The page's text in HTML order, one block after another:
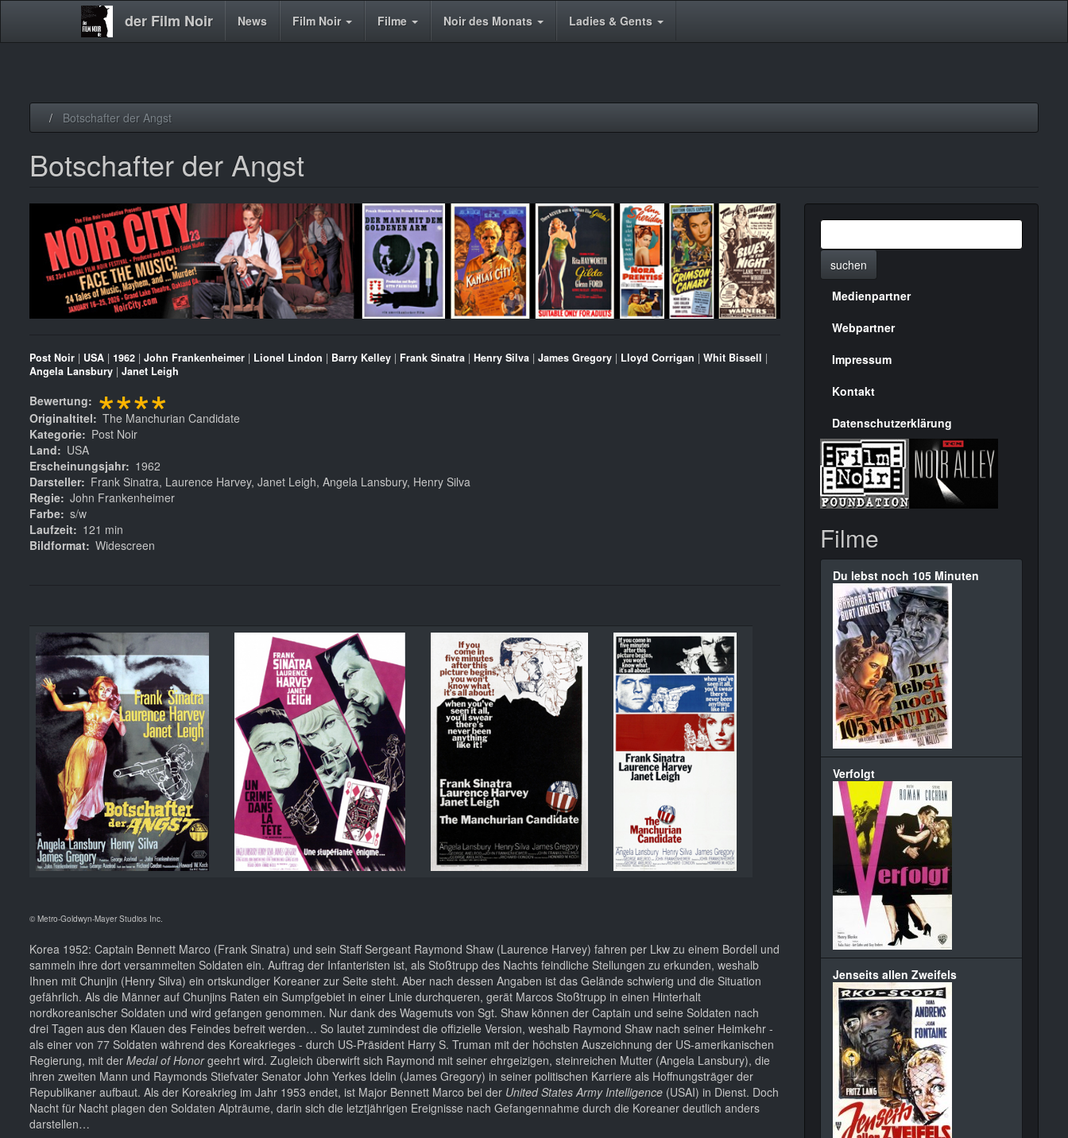
der Film Noir
Main News Film Noir Filme Noir des Monats Ladies & Gents
Botschafter der Angst
Botschafter der Angst
Post Noir | USA | 1962 | John Frankenheimer | Lionel Lindon | Barry Kelley | Frank Sinatra | Henry Silva | James Gregory | Lloyd Corrigan | Whit Bissell |
Angela Lansbury | Janet Leigh
Bewertung ****
Originaltitel
The Manchurian Candidate
Kategorie
Post Noir
Land
USA
Erscheinungsjahr
1962
Darsteller
Frank Sinatra, Laurence Harvey, Janet Leigh, Angela Lansbury, Henry Silva
Regie John Frankenheimer
Farbe s/w
Laufzeit
121 min
Bildformat Widescreen
© Metro-Goldwyn-Mayer Studios Inc.
Korea 1952: Captain Bennett Marco (Frank Sinatra) und sein Staff Sergeant Raymond Shaw (Laurence Harvey) fahren per Lkw zu einem Bordell und
sammeln ihre dort versammelten Soldaten ein. Auftrag der Infanteristen ist, als Stoßtrupp des Nachts feindliche Stellungen zu erkunden, weshalb
Ihnen mit Chunjin (Henry Silva) ein ortskundiger Koreaner zur Seite steht. Aber nach dessen Angaben ist das Gelände schwierig und die Situation
gefährlich. Als die Männer auf Chunjins Raten ein Sumpfgebiet in einer Linie durchqueren, gerät Marcos Stoßtrupp in einen Hinterhalt
nordkoreanischer Soldaten und wird gefangen genommen. Nur dank des Wagemuts von Sgt. Shaw können der Captain und seine Soldaten nach
drei Tagen aus den Klauen des Feindes befreit werden… So lautet zumindest die offizielle Version, weshalb Raymond Shaw nach seiner Heimkehr -
als einer von 77 Soldaten während des Koreakrieges - durch US-Präsident Harry S. Truman mit der höchsten Auszeichnung der US-amerikanischen
Regierung, mit der Medal of Honorgeehrt wird. Zugleich überwirft sich Raymond mit seiner ehrgeizigen, steinreichen Mutter (Angela Lansbury), die
ihren zweiten Mann und Raymonds Stiefvater Senator John Yerkes Idelin (James Gregory) in seiner politischen Karriere als Hoffnungsträger der
Republikaner aufbaut. Als der Koreakrieg im Jahr 1953 endet, ist Major Bennett Marco bei der United States Army Intelligence (USAI) in Dienst. Doch
Nacht für Nacht plagen den Soldaten Alpträume, darin sich die letztjährigen Ereignisse nach Gefangennahme durch die Koreaner deutlich anders
darstellen…
suchen
Menülinks
rechte
Seite
Medienpartner
Webpartner
Impressum
Kontakt
Datenschutzerklärung
Filme
Du lebst noch 105 Minuten
Verfolgt
Jenseits allen Zweifels